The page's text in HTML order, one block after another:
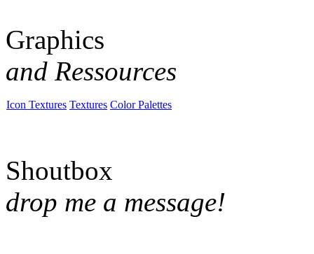
Graphics
and Ressources
Icon Textures Textures Color Palettes
Shoutbox
drop me a message!